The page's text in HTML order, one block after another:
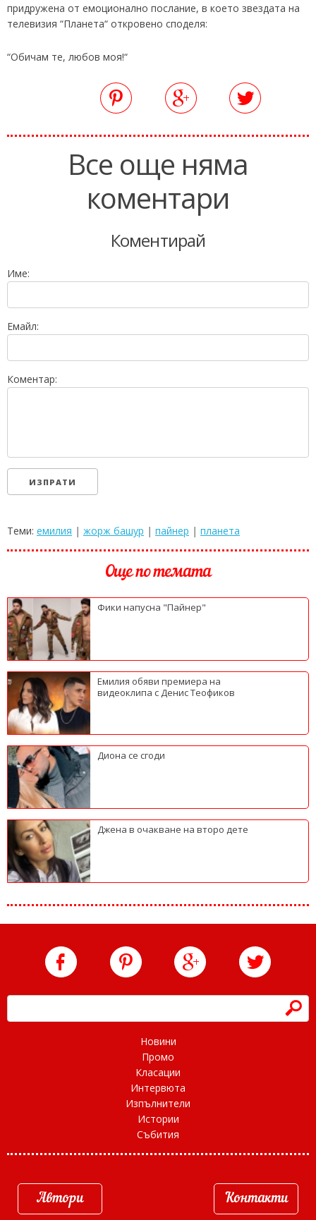
придружена от емоционално послание, в което звездата на
телевизия “Планета“ откровено споделя:
“Обичам те, любов моя!“
Все още няма
коментари
Коментирай
Име:
Емайл:
Коментар:
Теми: емилия | жорж башур | пайнер | планета
Още по темата
Фики напусна "Пайнер"
Емилия обяви премиера на
видеоклипа с Денис Теофиков
Диона се сгоди
Джена в очакване на второ дете
h
Новини
Промо
Класации
Интервюта
Изпълнители
Истории
Събития
Автори Контакти